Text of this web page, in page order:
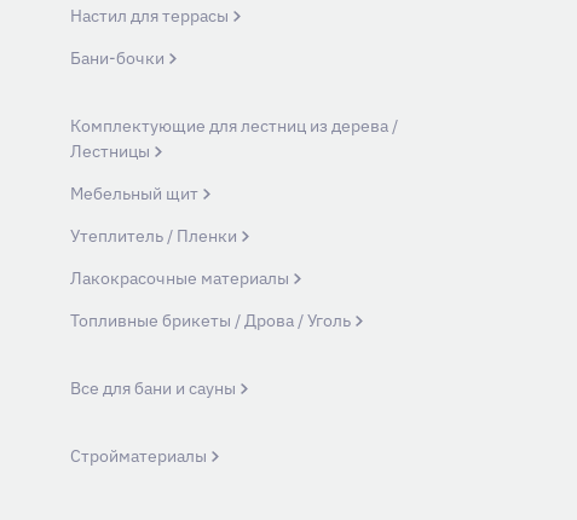
Настил для террасы
Бани-бочки
Комплектующие для лестниц из дерева /
Лестницы
Мебельный щит
Утеплитель / Пленки
Лакокрасочные материалы
Топливные брикеты / Дрова / Уголь
Все для бани и сауны
Стройматериалы